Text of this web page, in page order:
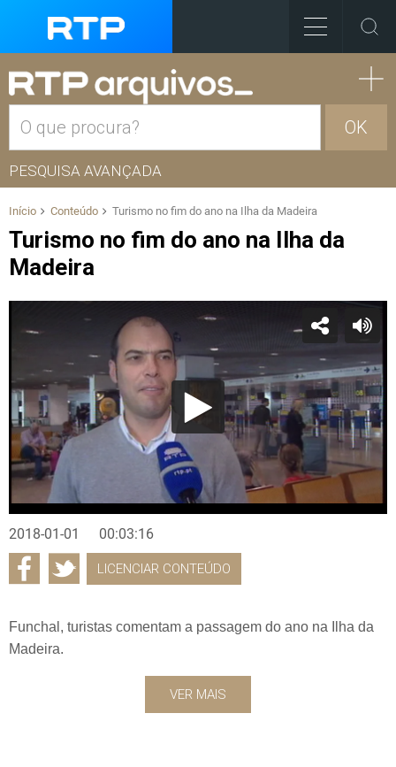
OK
PESQUISA AVANÇADA
Início Conteúdo Turismo no fim do ano na Ilha da Madeira
Turismo no fim do ano na Ilha da
Madeira
2018-01-01 00:03:16
LICENCIAR CONTEÚDO
Funchal, turistas comentam a passagem do ano na Ilha da
Madeira.
VER MAIS